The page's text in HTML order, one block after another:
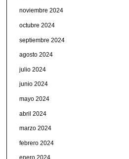
noviembre 2024
octubre 2024
septiembre 2024
agosto 2024
julio 2024
junio 2024
mayo 2024
abril 2024
marzo 2024
febrero 2024